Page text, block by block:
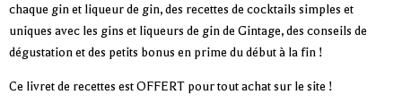
chaque gin et liqueur de gin, des recettes de cocktails simples et
uniques avec les gins et liqueurs de gin de Gintage, des conseils de
dégustation et des petits bonus en prime du début à la fin !
Ce livret de recettes est OFFERT pour tout achat sur le site !